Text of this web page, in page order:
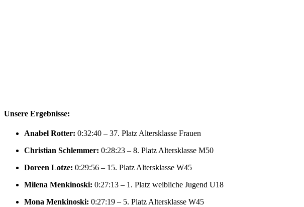
Unsere Ergebnisse:
Anabel Rotter: 0:32:40 – 37. Platz Altersklasse Frauen
Christian Schlemmer: 0:28:23 – 8. Platz Altersklasse M50
Doreen Lotze: 0:29:56 – 15. Platz Altersklasse W45
Milena Menkinoski: 0:27:13 – 1. Platz weibliche Jugend U18
Mona Menkinoski: 0:27:19 – 5. Platz Altersklasse W45